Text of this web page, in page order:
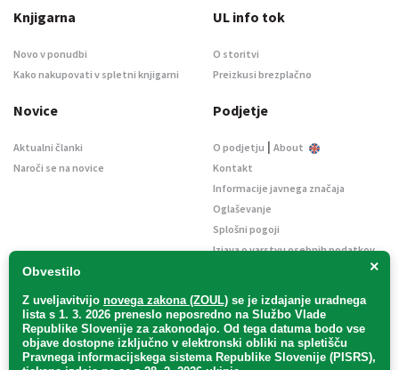
×
Obvestilo
Z uveljavitvijo novega zakona (ZOUL) se je izdajanje uradnega
lista s 1. 3. 2026 preneslo neposredno na Službo Vlade
Republike Slovenije za zakonodajo. Od tega datuma bodo vse
objave dostopne izključno v elektronski obliki na spletišču
Pravnega informacijskega sistema Republike Slovenije (PISRS),
Knjigarna
Novo v ponudbi
Kako nakupovati v spletni knjigarni
UL info tok
O storitvi
Preizkusi brezplačno
Novice
Aktualni članki
Naroči se na novice
Podjetje
O podjetju | About
Kontakt
Informacije javnega značaja
Oglaševanje
Splošni pogoji
Izjava o varstvu osebnih podatkov
Uradni list d. o. o. – v likvidaciji / Vse pravice pridržane.